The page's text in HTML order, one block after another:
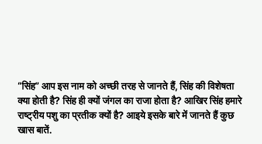
“सिंह” आप इस नाम को अच्छी तरह से जानते हैं, सिंह की विशेषता
क्या होती है? सिंह ही क्यों जंगल का राजा होता है? आखिर सिंह हमारे
राष्ट्रीय पशु का प्रतीक क्यों है? आइये इसके बारे में जानते हैं कुछ
खास बातें.